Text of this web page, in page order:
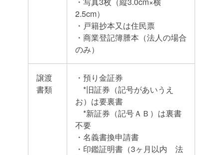
2.5cm）
・戸籍抄本又は住民票
・商業登記簿謄本（法人の場合
のみ）
譲渡
書類
・預り金証券
*旧証券（記号があいうえ
お）は要裏書
*新証券（記号ＡＢ）は裏書
不要
・名義書換申請書
・印鑑証明書（3ヶ月以内 法